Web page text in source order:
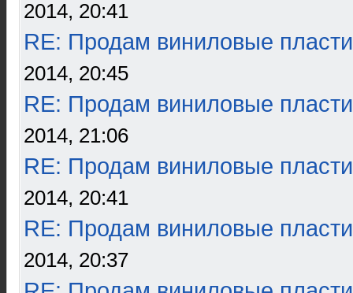
2014, 20:41
RE: Продам виниловые
2014, 20:45
RE: Продам виниловые
2014, 21:06
RE: Продам виниловые
2014, 20:41
RE: Продам виниловые
2014, 20:37